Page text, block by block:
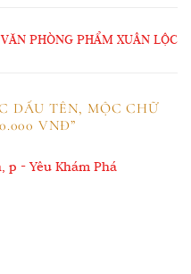
VĂN PHÒNG PHẨM XUÂN LỘC
DẤU TÊN, MỘC CHỮ
VNĐ”
p - Yêu Khám Phá